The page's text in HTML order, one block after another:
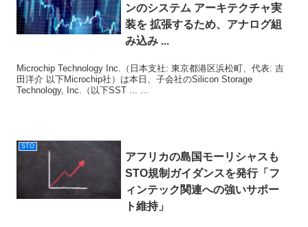
ンのシステム アーキテクチャ実
装を 拡張するため、アナログ組
み込み ...
Microchip Technology Inc.（日本支社: 東京都港区浜松町、代表: 吉
田洋介 以下Microchip社）は本日、子会社のSilicon Storage
Technology, Inc.（以下SST ... ...
STO
アフリカの島国モーリシャスも
STO規制ガイダンスを発行「フ
ィンテック関連への強いサポー
ト維持」